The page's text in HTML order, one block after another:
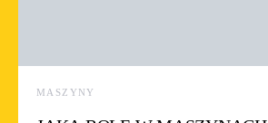
MASZYNY